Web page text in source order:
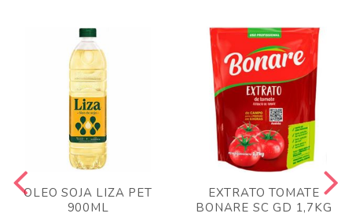
OLEO SOJA LIZA PET
900ML
EXTRATO TOMATE
BONARE SC GD 1,7KG